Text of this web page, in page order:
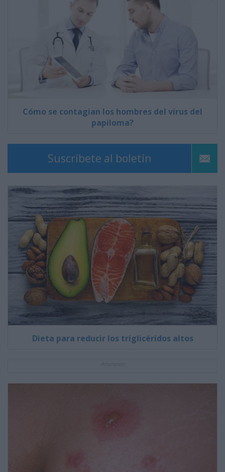
Cómo se contagian los hombres del virus del
papiloma?
Suscríbete al boletín
Dieta para reducir los triglicéridos altos